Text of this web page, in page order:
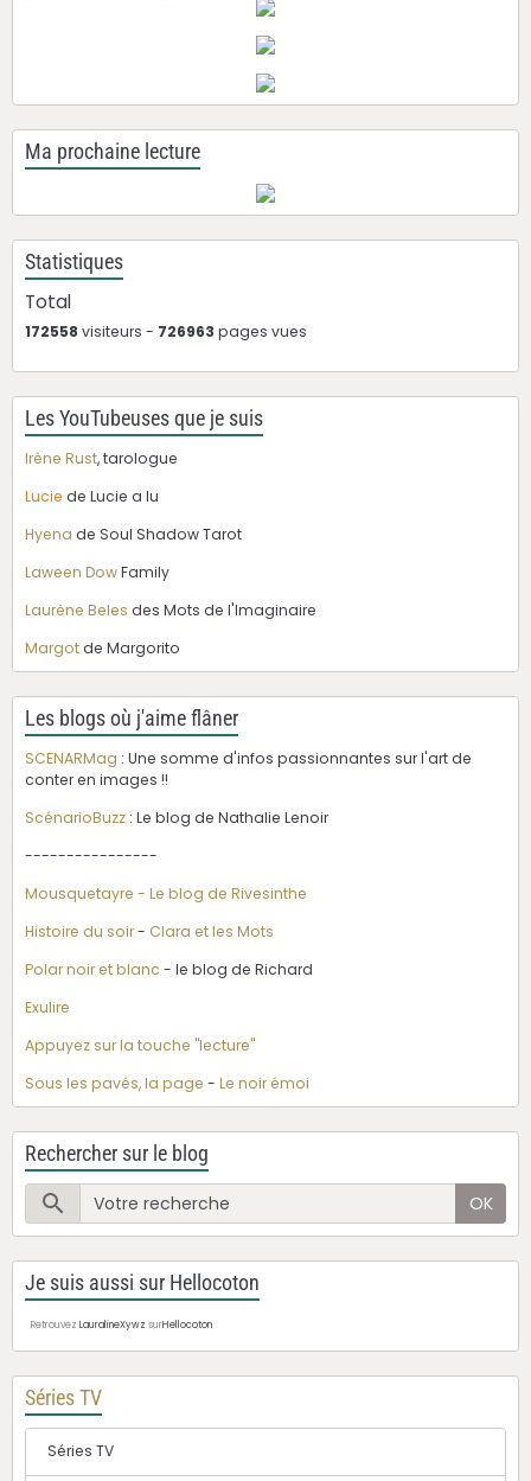
Ma prochaine lecture
Statistiques
Total
172558 visiteurs - 726963 pages vues
Les YouTubeuses que je suis
Irène Rust, tarologue
Lucie de Lucie a lu
Hyena de Soul Shadow Tarot
Laween DowFamily
Laurène Beles des Mots de l'Imaginaire
Margotde Margorito
Les blogs où j'aime flâner
SCENARMag : Une somme d'infos passionnantes sur l'art de
conter en images !!
ScénarioBuzz : Le blog de Nathalie Lenoir
----------------
Mousquetayre - Le blog de Rivesinthe
Histoire du soir- Clara et les Mots
Polar noir et blanc - le blog de Richard
Exulire
Appuyez sur la touche "lecture"
Sous les pavés, la page - Le noir émoi
Rechercher sur le blog
OK
Je suis aussi sur Hellocoton
Retrouvez LauralineXywz surHellocoton
Séries TV
Séries TV